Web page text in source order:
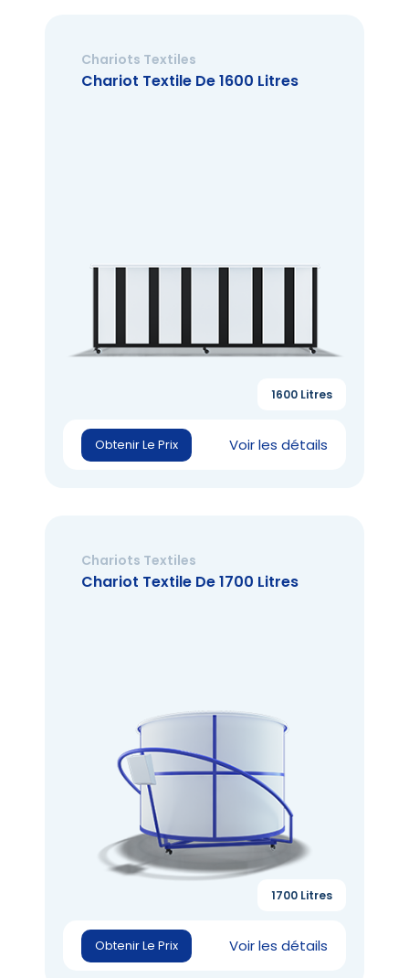
Chariots Textiles
Chariot Textile De 1600 Litres
Obtenir Le Prix Voir les détails
1600 Litres
Chariots Textiles
Chariot Textile De 1700 Litres
Obtenir Le Prix Voir les détails
1700 Litres